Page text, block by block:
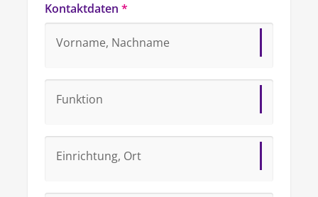
Kontaktdaten *
Vorname, Nachname
Funktion
Einrichtung, Ort